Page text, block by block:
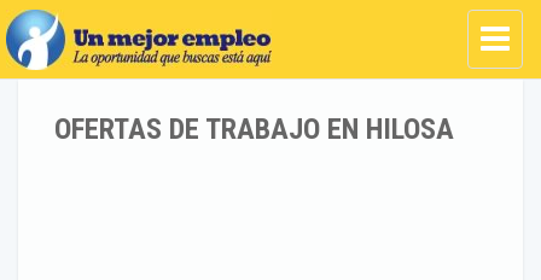
OFERTAS DE TRABAJO EN HILOSA